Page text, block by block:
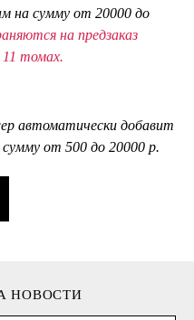
на сумму от 20000 до
на предзаказ
11 томах.
автоматически добавит
от 500 до 20000 р.
НОВОСТИ